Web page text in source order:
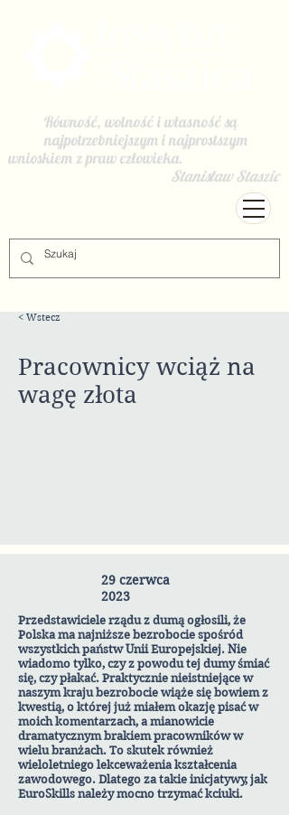
Równość, wolność i własność są
najpotrzebniejszym i najprostszym
wnioskiem z praw człowieka.
Stanisław Staszic
< Wstecz
Pracownicy wciąż na
wagę złota
29 czerwca
2023
Przedstawiciele rządu z dumą ogłosili, że
Polska ma najniższe bezrobocie spośród
wszystkich państw Unii Europejskiej. Nie
wiadomo tylko, czy z powodu tej dumy śmiać
się, czy płakać. Praktycznie nieistniejące w
naszym kraju bezrobocie wiąże się bowiem z
kwestią, o której już miałem okazję pisać w
moich komentarzach, a mianowicie
dramatycznym brakiem pracowników w
wielu branżach. To skutek również
wieloletniego lekceważenia kształcenia
zawodowego. Dlatego za takie inicjatywy, jak
EuroSkills należy mocno trzymać kciuki.